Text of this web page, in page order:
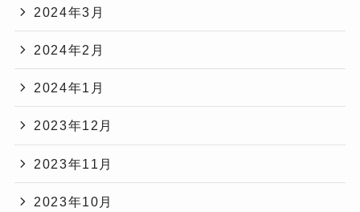
2024年3月
2024年2月
2024年1月
2023年12月
2023年11月
2023年10月